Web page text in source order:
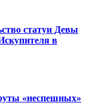
статуи Девы
в
«неспешных»